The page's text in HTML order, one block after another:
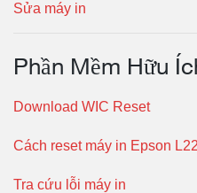
Sửa máy in
Phần Mềm Hữu
Download WIC Reset
Cách reset máy in Epson
Tra cứu lỗi máy in